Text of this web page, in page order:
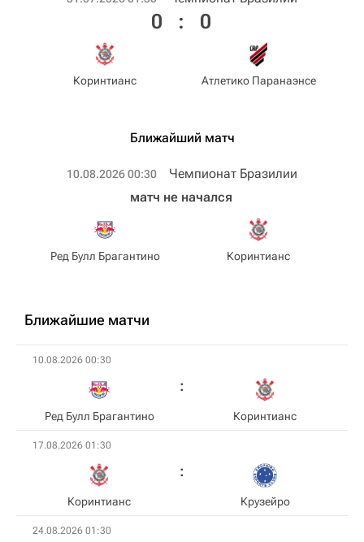
Коринтианс
0 : 0
Атлетико Паранаэнсе
Ближайший матч
10.08.2026 00:30 Чемпионат Бразилии
Ред Булл Брагантино
матч не начался
Коринтианс
Ближайшие матчи
10.08.2026 00:30
Ред Булл Брагантино Коринтианс
17.08.2026 01:30
Коринтианс Крузейро
24.08.2026 01:30